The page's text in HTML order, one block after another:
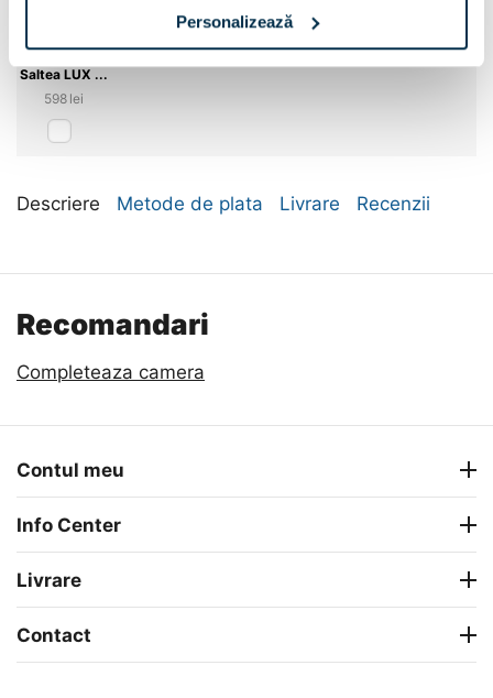
Personalizează
Saltea LUX ...
‍598‍ lei
Descriere Metode de plata Livrare Recenzii
Recomandari
Completeaza camera
Contul meu
Info Center
Livrare
Contact